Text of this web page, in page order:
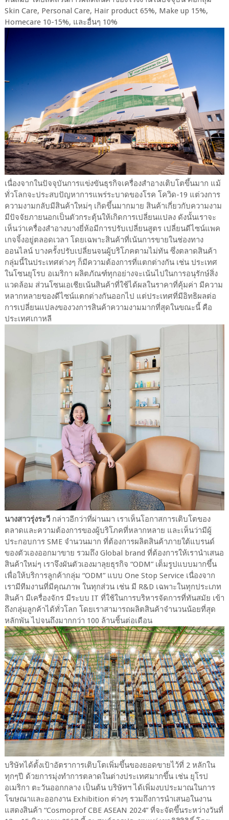
Skin Care, Personal Care, Hair product 65%, Make up 15%,
Homecare 10-15%, และอื่นๆ 10%
เนื่องจากในปัจจุบันการแข่งขันธุรกิจเครื่องสำอางเติบโตขึ้นมาก แม้
ทั่วโลกจะประสบปัญหาการแพร่ระบาดของโรค โควิด-19 แต่วงการ
ความงามกลับมีสินค้าใหม่ๆ เกิดขึ้นมากมาย สินค้าเกี่ยวกับความงาม
มีปัจจัยภายนอกเป็นตัวกระตุ้นให้เกิดการเปลี่ยนแปลง ดังนั้นเราจะ
เห็นว่าเครื่องสำอางบางยี่ห้อมีการปรับเปลี่ยนสูตร เปลี่ยนดีไซน์แพค
เกจจิ้งอยู่ตลอดเวลา โดยเฉพาะสินค้าที่เน้นการขายในช่องทาง
ออนไลน์ บางครั้งปรับเปลี่ยนจนผู้บริโภคตามไม่ทัน ซึ่งตลาดสินค้า
กลุ่มนี้ในประเทศต่างๆ ก็มีความต้องการที่แตกต่างกัน เช่น ประเทศ
ในโซนยุโรบ อเมริกา ผลิตภัณฑ์ทุกอย่างจะเน้นไปในการอนุรักษ์สิ่ง
แวดล้อม ส่วนโซนเอเชียเน้นสินค้าที่ใช้ได้ผลในราคาที่คุ้มค่า มีความ
หลากหลายของดีไซน์แตกต่างกันออกไป แต่ประเทศที่มีอิทธิผลต่อ
การเปลี่ยนแปลงของวงการสินค้าความงามมากที่สุดในขณะนี้ คือ
ประเทศเกาหลี
นางสาวรุ่งระวี กล่าวอีกว่าที่ผ่านมา เราเห็นโอกาสการเติบโตของ
ตลาดและความต้องการของผู้บริโภคที่หลากหลาย และเห็นว่ามีผู้
ประกอบการ SME จำนวนมาก ที่ต้องการผลิตสินค้าภายใต้แบรนด์
ของตัวเองออกมาขาย รวมถึง Global brand ที่ต้องการให้เรานำเสนอ
สินค้าใหม่ๆ เราจึงผันตัวเองมาลุยธุรกิจ “ODM” เต็มรูปแบบมากขึ้น
เพื่อให้บริการลูกค้ากลุ่ม “ODM” แบบ One Stop Service เนื่องจาก
เรามีทีมงานที่มีคุณภาพ ในทุกส่วน เช่น มี R&D เฉพาะในทุกประเภท
สินค้า มีเครื่องจักร มีระบบ IT ที่ใช้ในการบริหารจัดการที่ทันสมัย เข้า
ถึงกลุ่มลูกค้าได้ทั่วโลก โดยเราสามารถผลิตสินค้าจำนวนน้อยที่สุด
หลักพัน ไปจนถึงมากกว่า 100 ล้านชิ้นต่อเดือน
บริษัทได้ตั้งเป้าอัตราการเติบโตเพิ่มขึ้นของยอดขายไว้ที่ 2 หลักใน
ทุกๆปี ด้วยการมุ่งทำการตลาดในต่างประเทศมากขึ้น เช่น ยุโรป
อเมริกา ตะวันออกกลาง เป็นต้น บริษัทฯ ได้เพิ่มงบประมาณในการ
โฆษณาและออกงาน Exhibition ต่างๆ รวมถึงการนำเสนอในงาน
แสดงสินค้า “Cosmoprof CBE ASEAN 2024” ที่จะจัดขึ้นระหว่างวันที่